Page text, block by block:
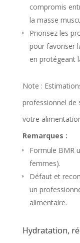
compromis
la masse
Priorisez les
pour favoriser
en protégeant
Note :
professionnel de
votre
Remarques :
Formule BMR
femmes).
Défaut et
un
alimentaire.
Hydratation,